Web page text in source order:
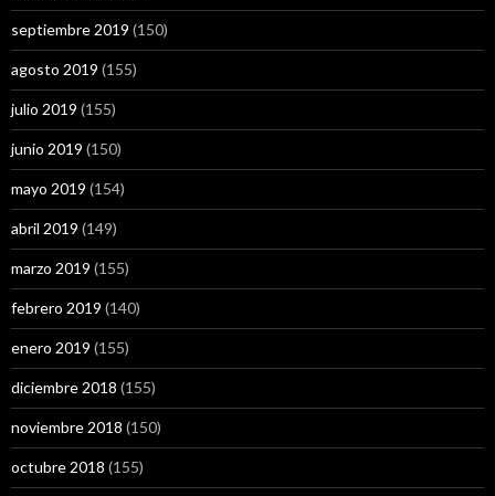
septiembre 2019 (150)
agosto 2019 (155)
julio 2019 (155)
junio 2019 (150)
mayo 2019 (154)
abril 2019 (149)
marzo 2019 (155)
febrero 2019 (140)
enero 2019 (155)
diciembre 2018 (155)
noviembre 2018 (150)
octubre 2018 (155)